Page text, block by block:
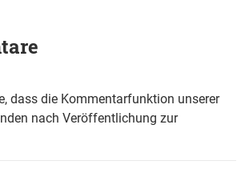
dass die Kommentarfunktion unserer
nach Veröffentlichung zur